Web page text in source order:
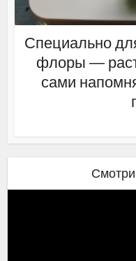
Специально
флоры —
сами